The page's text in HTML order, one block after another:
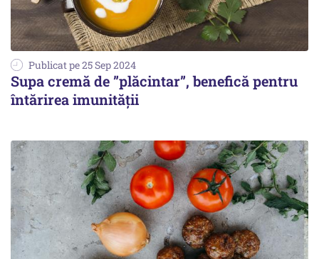
Publicat pe 25 Sep 2024
Supa cremă de ”plăcintar”, benefică pentru
întărirea imunității